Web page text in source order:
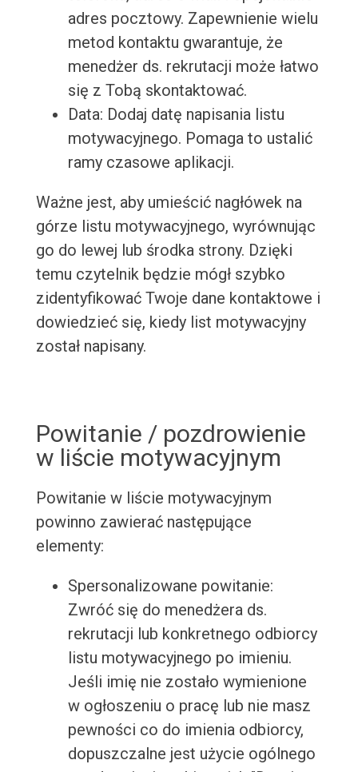
adres pocztowy. Zapewnienie wielu
metod kontaktu gwarantuje, że
menedżer ds. rekrutacji może łatwo
się z Tobą skontaktować.
Data: Dodaj datę napisania listu
motywacyjnego. Pomaga to ustalić
ramy czasowe aplikacji.
Ważne jest, aby umieścić nagłówek na
górze listu motywacyjnego, wyrównując
go do lewej lub środka strony. Dzięki
temu czytelnik będzie mógł szybko
zidentyfikować Twoje dane kontaktowe i
dowiedzieć się, kiedy list motywacyjny
został napisany.
Powitanie / pozdrowienie
w liście motywacyjnym
Powitanie w liście motywacyjnym
powinno zawierać następujące
elementy:
Spersonalizowane powitanie:
Zwróć się do menedżera ds.
rekrutacji lub konkretnego odbiorcy
listu motywacyjnego po imieniu.
Jeśli imię nie zostało wymienione
w ogłoszeniu o pracę lub nie masz
pewności co do imienia odbiorcy,
dopuszczalne jest użycie ogólnego